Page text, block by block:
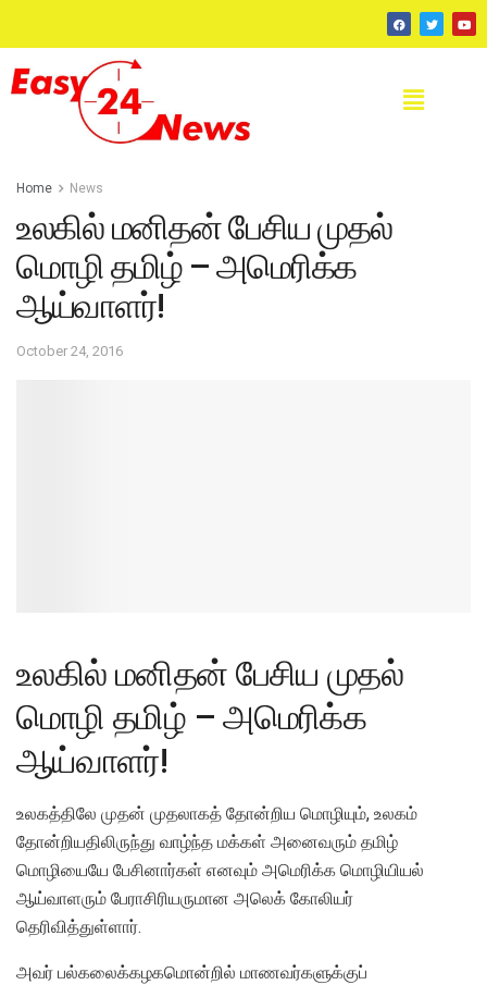
Home News
உலகில் மனிதன் பேசிய முதல்
மொழி தமிழ் – அமெரிக்க
ஆய்வாளர்!
October 24, 2016
உலகில் மனிதன் பேசிய முதல்
மொழி தமிழ் – அமெரிக்க
ஆய்வாளர்!
உலகத்திலே முதன் முதலாகத் தோன்றிய மொழியும், உலகம்
தோன்றியதிலிருந்து வாழ்ந்த மக்கள் அனைவரும் தமிழ்
மொழியையே பேசினார்கள் எனவும் அமெரிக்க மொழியியல்
ஆய்வாளரும் பேராசிரியருமான அலெக் கோலியர்
தெரிவித்துள்ளார்.
அவர் பல்கலைக்கழகமொன்றில் மாணவர்களுக்குப்